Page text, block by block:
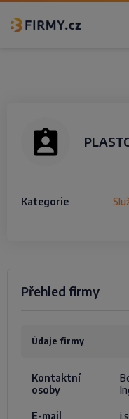
Kategorie
Přehled firmy
Údaje firmy
Kontaktní
osoby
E-mail